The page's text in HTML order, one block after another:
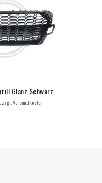
Glanz Schwarz
Versandkosten